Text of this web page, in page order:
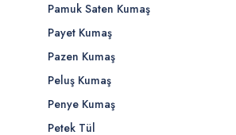
Pamuk Saten Kumaş
Payet Kumaş
Pazen Kumaş
Peluş Kumaş
Penye Kumaş
Petek Tül